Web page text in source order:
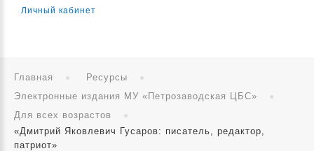
Личный кабинет
Главная
Ресурсы
Электронные издания МУ «Петрозаводская ЦБС»
Для всех возрастов
«Дмитрий Яковлевич Гусаров: писатель, редактор,
патриот»